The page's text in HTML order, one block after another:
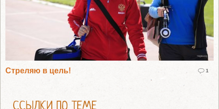
Стреляю в цель! 1
ССЫЛКИ ПО ТЕМЕ